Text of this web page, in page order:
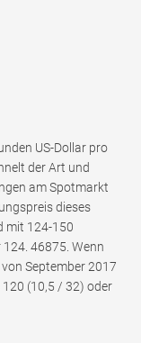
US-Dollar pro
der Art und
am Spotmarkt
dieses
mit 124-150
46875. Wenn
September 2017
(10,5 / 32) oder